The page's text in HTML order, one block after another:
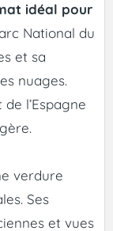
idéal pour
National du
et sa
nuages.
l’Espagne
verdure
Ses
et vues